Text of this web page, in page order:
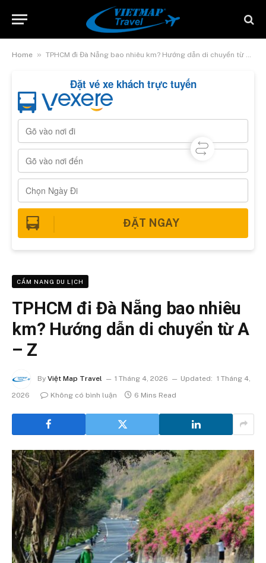
Home » TPHCM đi Đà Nẵng bao nhiêu km? Hướng dẫn di chuyển từ A – Z
Đặt vé xe khách trực tuyến
ĐẶT NGAY
CẨM NANG DU LỊCH
TPHCM đi Đà Nẵng bao nhiêu
km? Hướng dẫn di chuyển từ A
– Z
By Việt Map Travel 1 Tháng 4, 2026 Updated: 1 Tháng 4,
2026
Không có bình luận 6 Mins Read